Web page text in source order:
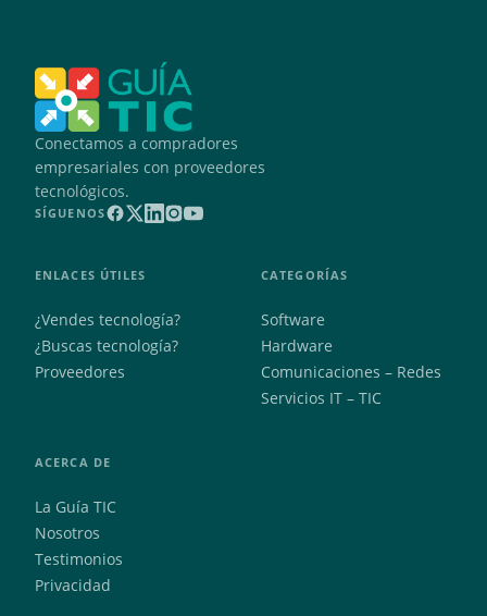
Conectamos a compradores
empresariales con proveedores
tecnológicos.
SÍGUENOS
ENLACES ÚTILES
¿Vendes tecnología?
¿Buscas tecnología?
Proveedores
CATEGORÍAS
Software
Hardware
Comunicaciones – Redes
Servicios IT – TIC
ACERCA DE
La Guía TIC
Nosotros
Testimonios
Privacidad